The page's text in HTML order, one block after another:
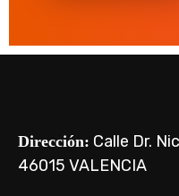
Dirección: Calle Dr.
46015 VALENCIA